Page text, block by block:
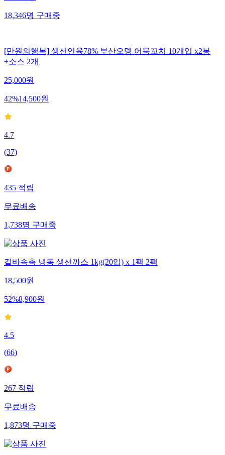
18,346명 구매중
[만원의행복] 생선연육78% 부산오뎅 어묵꼬치 10개입 x2봉
+소스 2개
25,000원
42%14,500원
4.7
(37)
435 적립
무료배송
1,738명 구매중
겉바속촉 냉동 생선까스 1kg(20입) x 1팩 2팩
18,500원
52%8,900원
4.5
(66)
267 적립
무료배송
1,873명 구매중